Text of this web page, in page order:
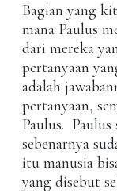
Bagian yang
mana Paulus
dari mereka
pertanyaan
adalah
pertanyaan,
Paulus. Paulus
sebenarnya
itu manusia
yang disebut